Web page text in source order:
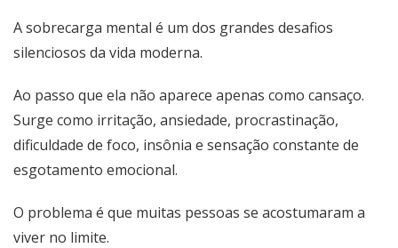
A sobrecarga mental é um dos grandes desafios
silenciosos da vida moderna.
Ao passo que ela não aparece apenas como cansaço.
Surge como irritação, ansiedade, procrastinação,
dificuldade de foco, insônia e sensação constante de
esgotamento emocional.
O problema é que muitas pessoas se acostumaram a
viver no limite.